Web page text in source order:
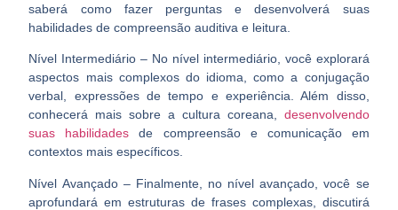
saberá como fazer perguntas e desenvolverá suas
habilidades de compreensão auditiva e leitura.
Nível Intermediário – No nível intermediário, você explorará
aspectos mais complexos do idioma, como a conjugação
verbal, expressões de tempo e experiência. Além disso,
conhecerá mais sobre a cultura coreana, desenvolvendo
suas habilidades de compreensão e comunicação em
contextos mais específicos.
Nível Avançado – Finalmente, no nível avançado, você se
aprofundará em estruturas de frases complexas, discutirá